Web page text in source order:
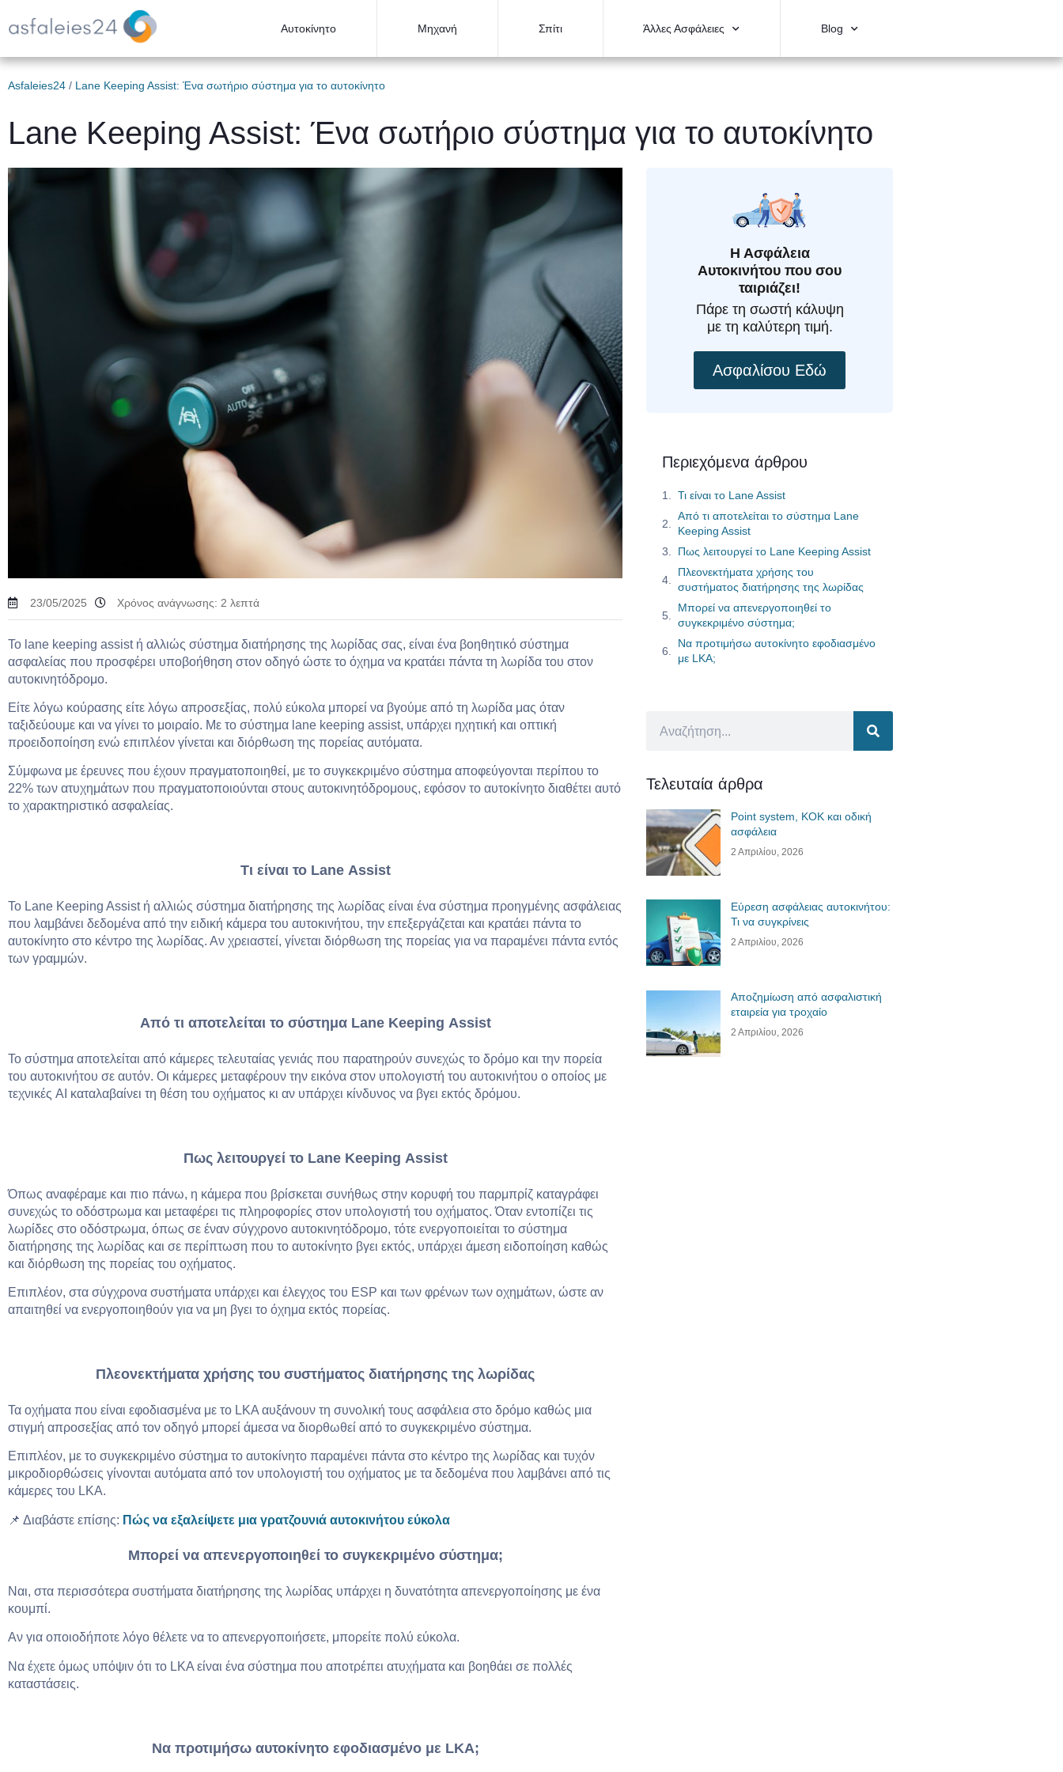
Αυτοκίνητο Μηχανή Σπίτι Άλλες Ασφάλειες Blog
Asfaleies24 / Lane Keeping Assist: Ένα σωτήριο σύστημα για το αυτοκίνητο
Lane Keeping Assist: Ένα σωτήριο σύστημα για το αυτοκίνητο
23/05/2025 Χρόνος ανάγνωσης: 2 λεπτά
Το lane keeping assist ή αλλιώς σύστημα διατήρησης της λωρίδας σας, είναι ένα βοηθητικό σύστημα
ασφαλείας που προσφέρει υποβοήθηση στον οδηγό ώστε το όχημα να κρατάει πάντα τη λωρίδα του στον
αυτοκινητόδρομο.
Είτε λόγω κούρασης είτε λόγω απροσεξίας, πολύ εύκολα μπορεί να βγούμε από τη λωρίδα μας όταν
ταξιδεύουμε και να γίνει το μοιραίο. Με το σύστημα lane keeping assist, υπάρχει ηχητική και οπτική
προειδοποίηση ενώ επιπλέον γίνεται και διόρθωση της πορείας αυτόματα.
Σύμφωνα με έρευνες που έχουν πραγματοποιηθεί, με το συγκεκριμένο σύστημα αποφεύγονται περίπου το
22% των ατυχημάτων που πραγματοποιούνται στους αυτοκινητόδρομους, εφόσον το αυτοκίνητο διαθέτει αυτό
το χαρακτηριστικό ασφαλείας.
Τι είναι το Lane Assist
Το Lane Keeping Assist ή αλλιώς σύστημα διατήρησης της λωρίδας είναι ένα σύστημα προηγμένης ασφάλειας
που λαμβάνει δεδομένα από την ειδική κάμερα του αυτοκινήτου, την επεξεργάζεται και κρατάει πάντα το
αυτοκίνητο στο κέντρο της λωρίδας. Αν χρειαστεί, γίνεται διόρθωση της πορείας για να παραμένει πάντα εντός
των γραμμών.
Από τι αποτελείται το σύστημα Lane Keeping Assist
Το σύστημα αποτελείται από κάμερες τελευταίας γενιάς που παρατηρούν συνεχώς το δρόμο και την πορεία
του αυτοκινήτου σε αυτόν. Οι κάμερες μεταφέρουν την εικόνα στον υπολογιστή του αυτοκινήτου ο οποίος με
τεχνικές AI καταλαβαίνει τη θέση του οχήματος κι αν υπάρχει κίνδυνος να βγει εκτός δρόμου.
Πως λειτουργεί το Lane Keeping Assist
Όπως αναφέραμε και πιο πάνω, η κάμερα που βρίσκεται συνήθως στην κορυφή του παρμπρίζ καταγράφει
συνεχώς το οδόστρωμα και μεταφέρει τις πληροφορίες στον υπολογιστή του οχήματος. Όταν εντοπίζει τις
λωρίδες στο οδόστρωμα, όπως σε έναν σύγχρονο αυτοκινητόδρομο, τότε ενεργοποιείται το σύστημα
διατήρησης της λωρίδας και σε περίπτωση που το αυτοκίνητο βγει εκτός, υπάρχει άμεση ειδοποίηση καθώς
και διόρθωση της πορείας του οχήματος.
Επιπλέον, στα σύγχρονα συστήματα υπάρχει και έλεγχος του ESP και των φρένων των οχημάτων, ώστε αν
απαιτηθεί να ενεργοποιηθούν για να μη βγει το όχημα εκτός πορείας.
Πλεονεκτήματα χρήσης του συστήματος διατήρησης της λωρίδας
Τα οχήματα που είναι εφοδιασμένα με το LKA αυξάνουν τη συνολική τους ασφάλεια στο δρόμο καθώς μια
στιγμή απροσεξίας από τον οδηγό μπορεί άμεσα να διορθωθεί από το συγκεκριμένο σύστημα.
Επιπλέον, με το συγκεκριμένο σύστημα το αυτοκίνητο παραμένει πάντα στο κέντρο της λωρίδας και τυχόν
μικροδιορθώσεις γίνονται αυτόματα από τον υπολογιστή του οχήματος με τα δεδομένα που λαμβάνει από τις
κάμερες του LKA.
📌 Διαβάστε επίσης: Πώς να εξαλείψετε μια γρατζουνιά αυτοκινήτου εύκολα
Μπορεί να απενεργοποιηθεί το συγκεκριμένο σύστημα;
Ναι, στα περισσότερα συστήματα διατήρησης της λωρίδας υπάρχει η δυνατότητα απενεργοποίησης με ένα
κουμπί.
Αν για οποιοδήποτε λόγο θέλετε να το απενεργοποιήσετε, μπορείτε πολύ εύκολα.
Να έχετε όμως υπόψιν ότι το LKA είναι ένα σύστημα που αποτρέπει ατυχήματα και βοηθάει σε πολλές
καταστάσεις.
Να προτιμήσω αυτοκίνητο εφοδιασμένο με LKA;
Η Ασφάλεια
Αυτοκινήτου που σου
ταιριάζει!
Πάρε τη σωστή κάλυψη
με τη καλύτερη τιμή.
Ασφαλίσου Εδώ
Περιεχόμενα άρθρου
Τι είναι το Lane Assist
Από τι αποτελείται το σύστημα Lane
Keeping Assist
Πως λειτουργεί το Lane Keeping Assist
Πλεονεκτήματα χρήσης του
συστήματος διατήρησης της λωρίδας
Μπορεί να απενεργοποιηθεί το
συγκεκριμένο σύστημα;
Να προτιμήσω αυτοκίνητο εφοδιασμένο
με LKA;
Τελευταία άρθρα
Point system, ΚΟΚ και οδική
ασφάλεια
2 Απριλίου, 2026
Εύρεση ασφάλειας αυτοκινήτου:
Τι να συγκρίνεις
2 Απριλίου, 2026
Αποζημίωση από ασφαλιστική
εταιρεία για τροχαίο
2 Απριλίου, 2026